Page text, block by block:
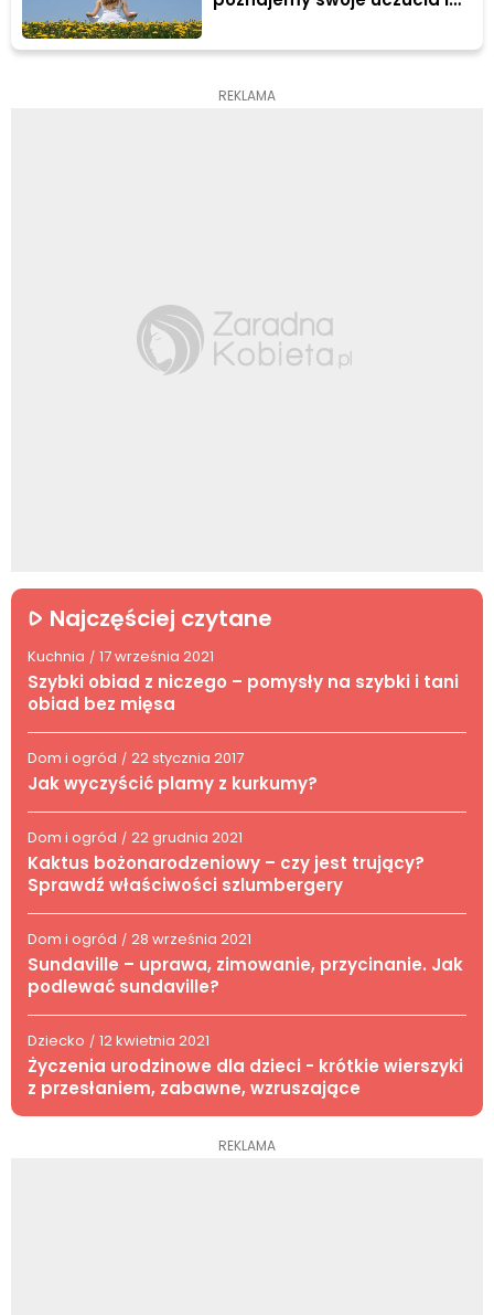
REKLAMA
Najczęściej czytane
Kuchnia / 17 września 2021
Szybki obiad z niczego – pomysły na szybki i tani
obiad bez mięsa
Dom i ogród / 22 stycznia 2017
Jak wyczyścić plamy z kurkumy?
Dom i ogród / 22 grudnia 2021
Kaktus bożonarodzeniowy – czy jest trujący?
Sprawdź właściwości szlumbergery
Dom i ogród / 28 września 2021
Sundaville – uprawa, zimowanie, przycinanie. Jak
podlewać sundaville?
Dziecko / 12 kwietnia 2021
Życzenia urodzinowe dla dzieci - krótkie wierszyki
z przesłaniem, zabawne, wzruszające
REKLAMA